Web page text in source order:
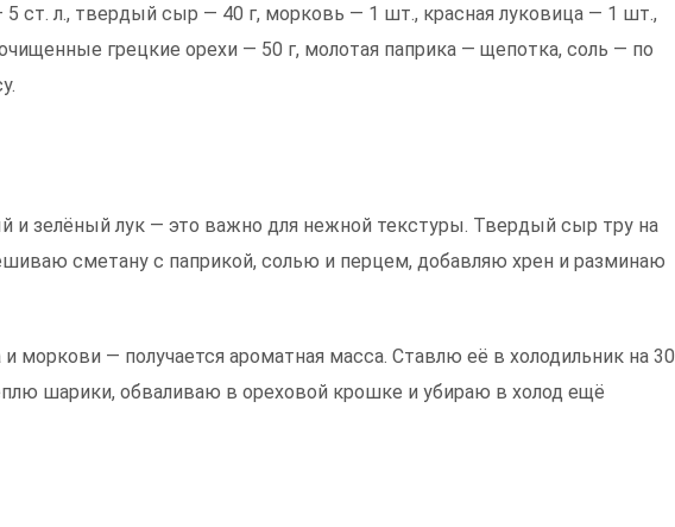
ст. л., твердый сыр — 40 г, морковь — 1 шт., красная луковица — 1 шт.,
грецкие орехи — 50 г, молотая паприка — щепотка, соль — по
и зелёный лук — это важно для нежной текстуры. Твердый сыр тру на
сметану с паприкой, солью и перцем, добавляю хрен и разминаю
— получается ароматная масса. Ставлю её в холодильник на 30
шарики, обваливаю в ореховой крошке и убираю в холод ещё